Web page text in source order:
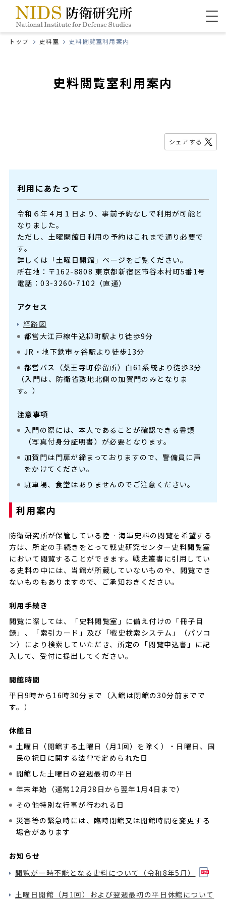
トップ 史料室 史料閲覧室利用案内
史料閲覧室利用案内
シェアする
利用にあたって
令和６年４月１日より、事前予約なしで利用が可能と
なりました。
ただし、土曜開館日利用の予約はこれまで通り必要で
す。
詳しくは「土曜日開館」ページをご覧ください。
所在地：〒162-8808 東京都新宿区市谷本村町5番1号
電話：03-3260-7102（直通）
アクセス
経路図
都営大江戸線牛込柳町駅より徒歩9分
JR・地下鉄市ヶ谷駅より徒歩13分
都営バス（薬王寺町停留所）白61系統より徒歩3分
（入門は、防衛省敷地北側の加賀門のみとなりま
す。）
注意事項
入門の際には、本人であることが確認できる書類
（写真付身分証明書）が必要となります。
加賀門は門扉が締まっておりますので、警備員に声
をかけてください。
駐車場、食堂はありませんのでご注意ください。
利用案内
防衛研究所が保管している陸 · 海軍史料の閲覧を希望する
方は、所定の手続きをとって戦史研究センター史料閲覧室
において閲覧することができます。戦史叢書に引用してい
る史料の中には、当館が所蔵していないものや、閲覧でき
ないものもありますので、ご承知おきください。
利用手続き
閲覧に際しては、「史料閲覧室」に備え付けの「冊子目
録」、「索引カード」及び「戦史検索システム」（パソコ
ン）により検索していただき、所定の「閲覧申込書」に記
入して、受付に提出してください。
開館時間
平日9時から16時30分まで（入館は閉館の30分前までで
す。）
休館日
土曜日（開館する土曜日（月1回）を除く）・日曜日、国
民の祝日に関する法律で定められた日
開館した土曜日の翌週最初の平日
年末年始（通常12月28日から翌年1月4日まで）
その他特別な行事が行われる日
災害等の緊急時には、臨時閉館又は開館時間を変更する
場合があります
お知らせ
閲覧が一時不能となる史料について（令和8年5月）
土曜日開館（月1回）および翌週最初の平日休館について